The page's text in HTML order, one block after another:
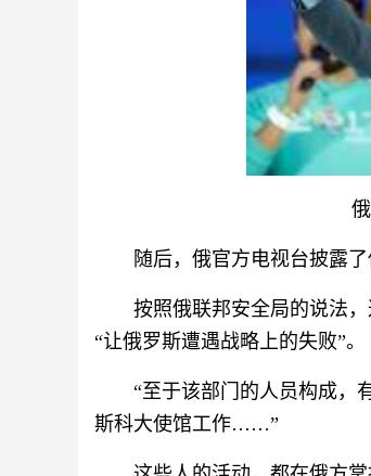
随后，俄官方电视台披露
按照俄联邦安全局的说法
“让俄罗斯遭遇战略上的失败”。
“至于该部门的人员构成，
斯科大使馆工作……”